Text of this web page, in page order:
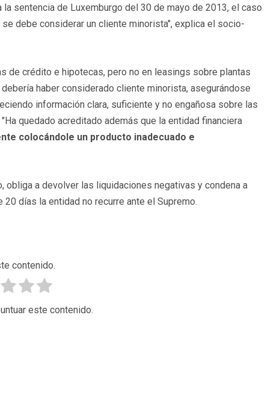
sentencia de Luxemburgo del 30 de mayo de 2013, el caso
debe considerar un cliente minorista", explica el socio-
de crédito e hipotecas, pero no en leasings sobre plantas
haber considerado cliente minorista, asegurándose
información clara, suficiente y no engañosa sobre las
quedado acreditado además que la entidad financiera
colocándole un producto inadecuado e
obliga a devolver las liquidaciones negativas y condena a
días la entidad no recurre ante el Supremo.
contenido.
este contenido.